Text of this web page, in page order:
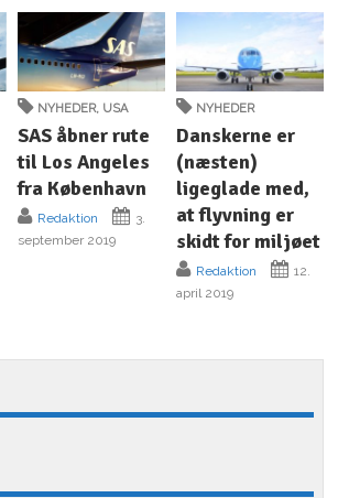
NYHEDER, USA
SAS åbner rute
til Los Angeles
fra København
Redaktion
3.
september 2019
NYHEDER
Danskerne er
(næsten)
ligeglade med,
at flyvning er
skidt for miljøet
Redaktion
12.
april 2019